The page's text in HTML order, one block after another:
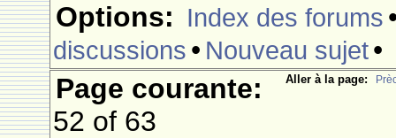
Options: Index des forums
discussions • Nouveau sujet•
Aller à la page:
Page courante:
52 of 63